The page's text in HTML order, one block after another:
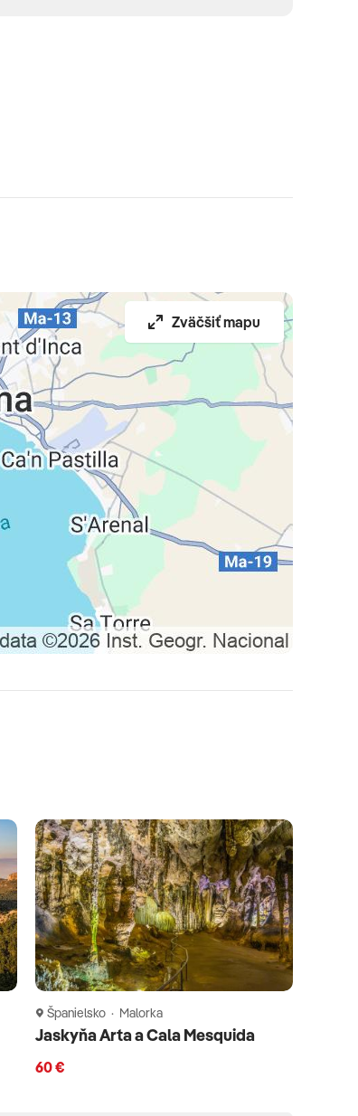
Zväčšiť mapu
Španielsko · Malorka
Jaskyňa Arta a Cala Mesquida
60 €